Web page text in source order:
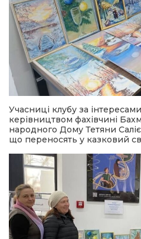
Учасниці клубу за
керівництвом фахівчині
народного Дому Тетяни
що переносять у казковий